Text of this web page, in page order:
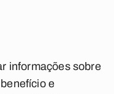
informações sobre
e